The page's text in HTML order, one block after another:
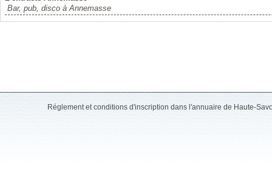
Bar, pub, disco à Annemasse
Réglement et conditions d'inscription dans l'annuaire de Haute-